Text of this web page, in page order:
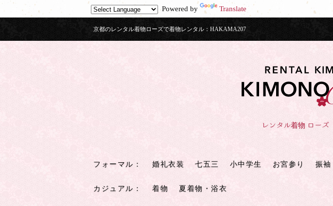
Powered by Translate
京都のレンタル着物ローズで着物レンタル：HAKAMA207
レンタル着物 ローズ
フォーマル ： 婚礼衣装 七五三 小中学生 お宮参り 振袖
カジュアル ： 着物 夏着物・浴衣